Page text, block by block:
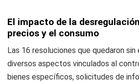
El impacto de la
precios y el consumo
Las 16 resoluciones que quedaron
diversos aspectos vinculados al
bienes específicos, solicitudes de